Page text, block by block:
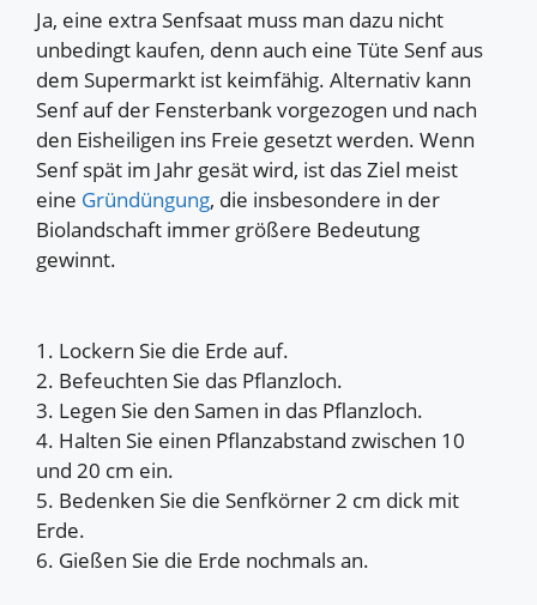
Ja, eine extra Senfsaat muss man dazu nicht
unbedingt kaufen, denn auch eine Tüte Senf aus
dem Supermarkt ist keimfähig. Alternativ kann
Senf auf der Fensterbank vorgezogen und nach
den Eisheiligen ins Freie gesetzt werden. Wenn
Senf spät im Jahr gesät wird, ist das Ziel meist
eine Gründüngung, die insbesondere in der
Biolandschaft immer größere Bedeutung
gewinnt.
1. Lockern Sie die Erde auf.
2. Befeuchten Sie das Pflanzloch.
3. Legen Sie den Samen in das Pflanzloch.
4. Halten Sie einen Pflanzabstand zwischen 10
und 20 cm ein.
5. Bedenken Sie die Senfkörner 2 cm dick mit
Erde.
6. Gießen Sie die Erde nochmals an.